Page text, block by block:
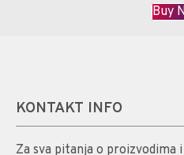
Buy
KONTAKT INFO
Za sva pitanja o proizvodima